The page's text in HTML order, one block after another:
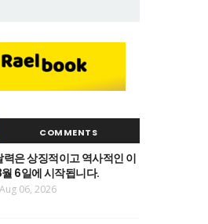
COMMENTS
력은 상징적이고 역사적인 이
6일에 시작됩니다.
Aug 06, 2026